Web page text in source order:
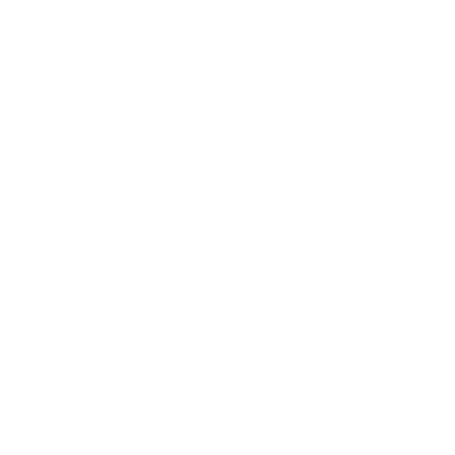
garážová stání, nabíjecí stanice elektroaut*
koutem a rozkládacím gaučem pro 2 osoby, sociální zařízení, balkon či terasa
s kuchyňským koutem a rozkládacím gaučem pro 2 osoby, sociální zařízení s privátní finskou saunou, balkon či terasa
s kuchyňským koutem a rozkládacím gaučem pro 2 osoby, 2x sociální zařízení, balkon či terasa
pokoj s kuchyňským koutem a rozkládacím gaučem pro 2 osoby, 2x sociální zařízení (1x s privátní finskou saunou), balkon či terasa
pokoj s kuchyňským koutem a rozkládacím gaučem pro 2 osoby, 3x sociální zařízení, balkon či terasa
Nespresso, rychlovarná konvice, toustovač